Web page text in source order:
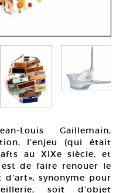
Louis Gaillemain,
l’enjeu (qui était
au XIXe siècle, et
de faire renouer le
synonyme pour
soit d’objet